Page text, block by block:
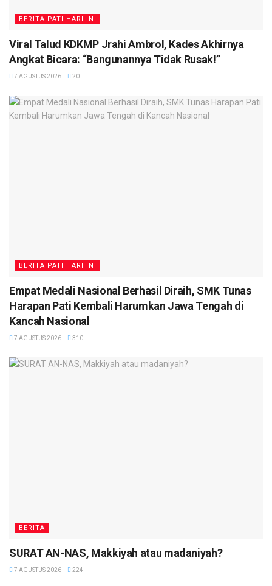
BERITA PATI HARI INI
Viral Talud KDKMP Jrahi Ambrol, Kades Akhirnya
Angkat Bicara: “Bangunannya Tidak Rusak!”
7 AGUSTUS 2026 20
BERITA PATI HARI INI
Empat Medali Nasional Berhasil Diraih, SMK Tunas
Harapan Pati Kembali Harumkan Jawa Tengah di
Kancah Nasional
7 AGUSTUS 2026 310
BERITA
SURAT AN-NAS, Makkiyah atau madaniyah?
7 AGUSTUS 2026 224